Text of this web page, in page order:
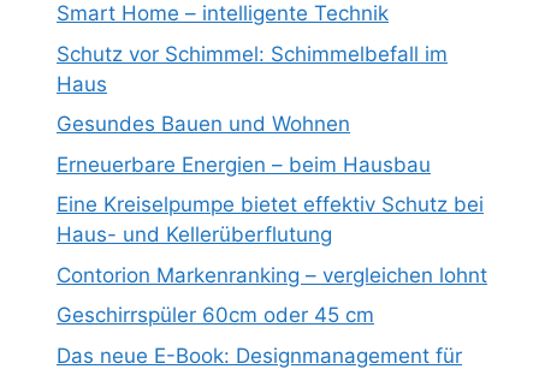
Smart Home – intelligente Technik
Schutz vor Schimmel: Schimmelbefall im
Haus
Gesundes Bauen und Wohnen
Erneuerbare Energien – beim Hausbau
Eine Kreiselpumpe bietet effektiv Schutz bei
Haus- und Kellerüberflutung
Contorion Markenranking – vergleichen lohnt
Geschirrspüler 60cm oder 45 cm
Das neue E-Book: Designmanagement für